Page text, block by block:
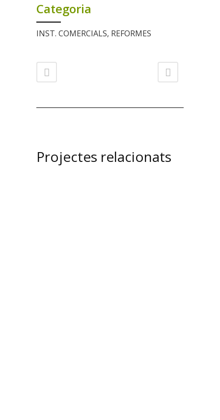
Categoria
INST. COMERCIALS, REFORMES
Projectes relacionats